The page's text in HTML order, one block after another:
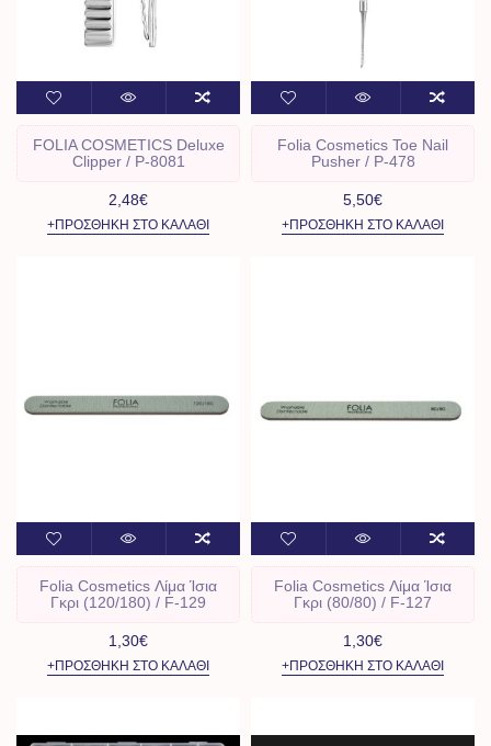
FOLIA COSMETICS Deluxe
Clipper / P-8081
2,48€
+ΠΡΟΣΘΉΚΗ ΣΤΟ ΚΑΛΆΘΙ
Folia Cosmetics Toe Nail
Pusher / P-478
5,50€
+ΠΡΟΣΘΉΚΗ ΣΤΟ ΚΑΛΆΘΙ
Folia Cosmetics Λίμα Ίσια
Γκρι (120/180) / F-129
1,30€
+ΠΡΟΣΘΉΚΗ ΣΤΟ ΚΑΛΆΘΙ
Folia Cosmetics Λίμα Ίσια
Γκρι (80/80) / F-127
1,30€
+ΠΡΟΣΘΉΚΗ ΣΤΟ ΚΑΛΆΘΙ